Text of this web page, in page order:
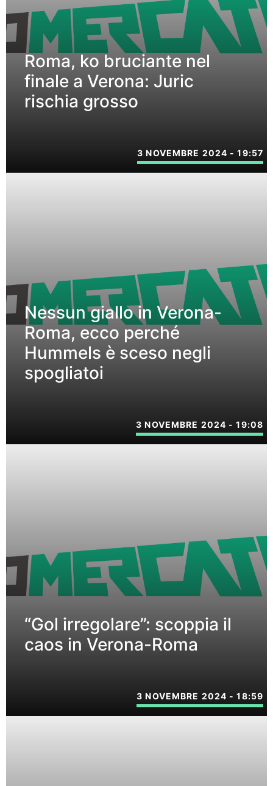
Roma, ko bruciante nel
finale a Verona: Juric
rischia grosso
3 NOVEMBRE 2024 - 19:57
Nessun giallo in Verona-
Roma, ecco perché
Hummels è sceso negli
spogliatoi
3 NOVEMBRE 2024 - 19:08
“Gol irregolare”: scoppia il
caos in Verona-Roma
3 NOVEMBRE 2024 - 18:59